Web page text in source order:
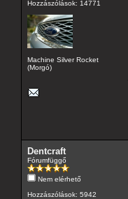
Hozzászólások: 14771
Machine Silver Rocket
(Morgó)
Dentcraft
Fórumfüggő
Nem elérhető
Hozzászólások: 5942